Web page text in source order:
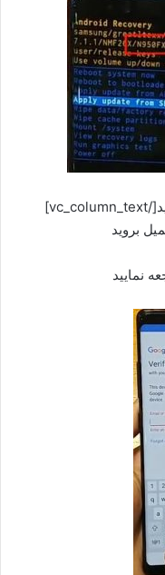
گوشی را روشن به یک ایترنت متصل نمایید[/vc_column_text]
نمایید